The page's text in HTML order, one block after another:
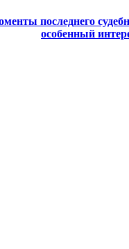
последнего
особенный